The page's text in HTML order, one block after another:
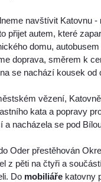
navštívit Katovnu -
přijet autem, které
domu,
doprava, směrem k
se nachází kousek od
vězení,
kata a popravy
a nacházela se pod
Oder přestěhován
z pěti na čtyři a
Do mobiliáře katovny